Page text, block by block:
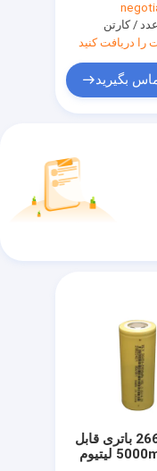
را دریافت کنید
بگیرید
باتری 26650 باتری قابل
شارژ 5000mah لیتیوم